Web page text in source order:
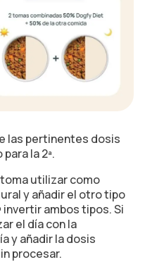
las pertinentes dosis
la 2ª.
utilizar como
y añadir el otro tipo
invertir ambos tipos. Si
el día con la
y añadir la dosis
procesar.